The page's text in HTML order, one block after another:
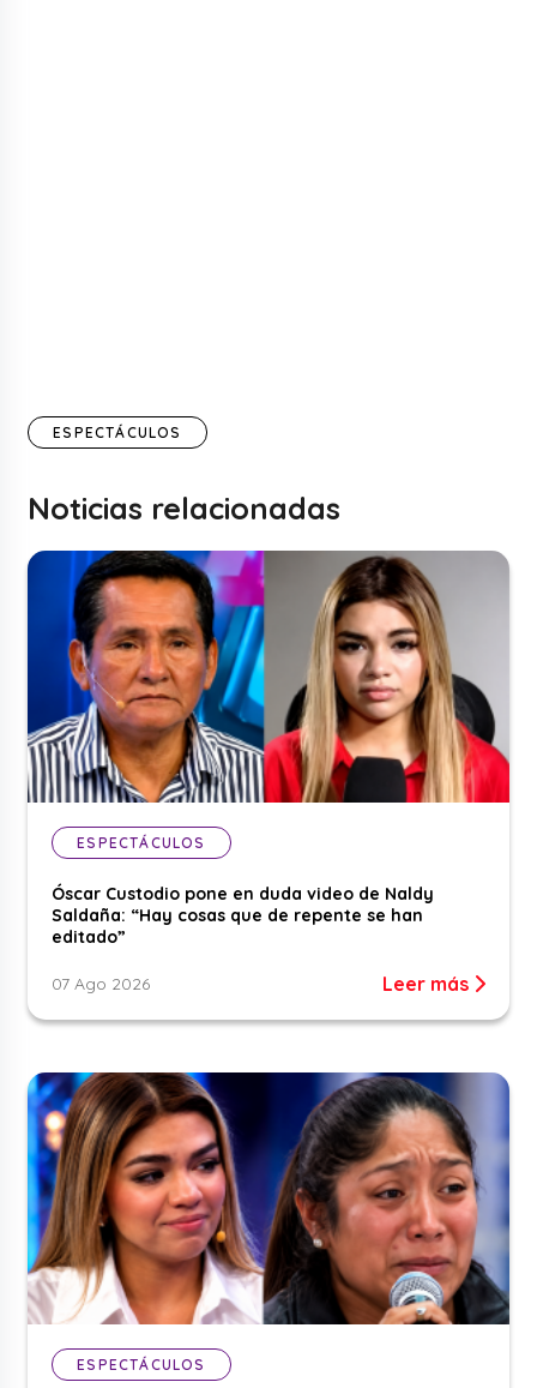
ESPECTÁCULOS
Noticias relacionadas
ESPECTÁCULOS
Óscar Custodio pone en duda video de Naldy
Saldaña: “Hay cosas que de repente se han
editado”
07 Ago 2026 Leer más
ESPECTÁCULOS